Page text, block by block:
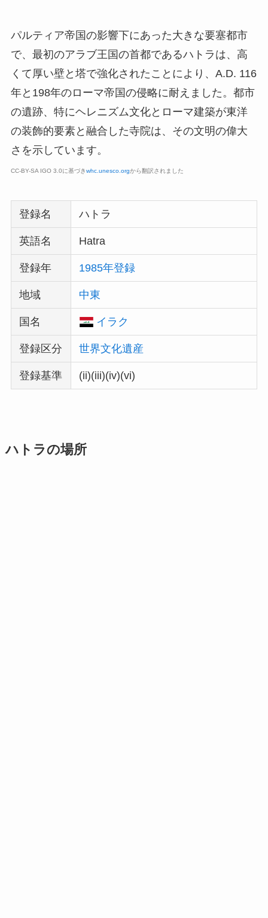
パルティア帝国の影響下にあった大きな要塞都市
で、最初のアラブ王国の首都であるハトラは、高
くて厚い壁と塔で強化されたことにより、A.D. 116
年と198年のローマ帝国の侵略に耐えました。都市
の遺跡、特にヘレニズム文化とローマ建築が東洋
の装飾的要素と融合した寺院は、その文明の偉大
さを示しています。
CC-BY-SA IGO 3.0に基づきwhc.unesco.orgから翻訳されました
登録名 ハトラ
英語名 Hatra
登録年 1985年登録
地域 中東
国名 イラク
登録区分 世界文化遺産
登録基準 (ii)(iii)(iv)(vi)
ハトラの場所